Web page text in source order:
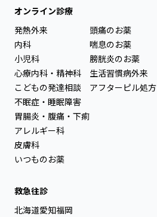
オンライン診療
発熱外来
内科
小児科
心療内科・精神科
こどもの発達相談
不眠症・睡眠障害
胃腸炎・腹痛・下痢
アレルギー科
皮膚科
いつものお薬
頭痛のお薬
喘息のお薬
膀胱炎のお薬
生活習慣病外来
アフターピル処方
救急往診
北海道愛知福岡